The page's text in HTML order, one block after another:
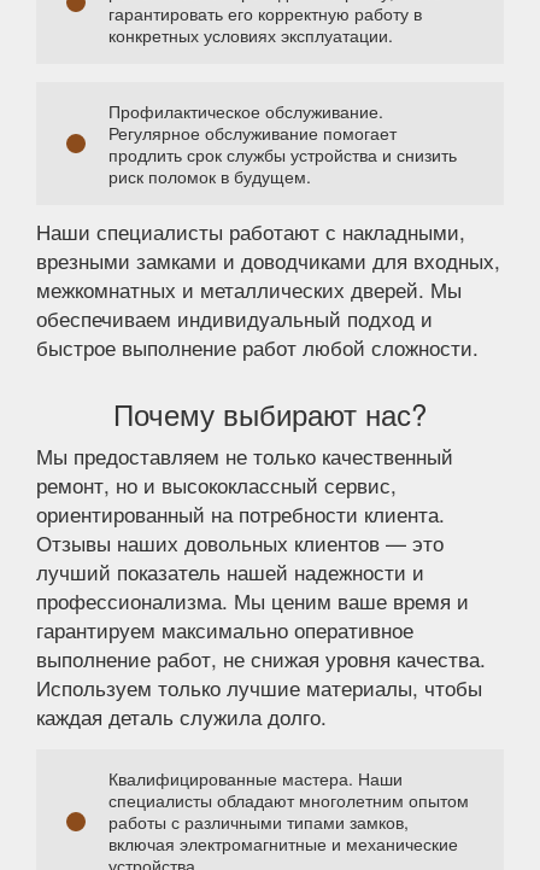
гарантировать его корректную работу в
конкретных условиях эксплуатации.
Профилактическое обслуживание.
Регулярное обслуживание помогает
продлить срок службы устройства и снизить
риск поломок в будущем.
Наши специалисты работают с накладными,
врезными замками и доводчиками для входных,
межкомнатных и металлических дверей. Мы
обеспечиваем индивидуальный подход и
быстрое выполнение работ любой сложности.
Почему выбирают нас?
Мы предоставляем не только качественный
ремонт, но и высококлассный сервис,
ориентированный на потребности клиента.
Отзывы наших довольных клиентов — это
лучший показатель нашей надежности и
профессионализма. Мы ценим ваше время и
гарантируем максимально оперативное
выполнение работ, не снижая уровня качества.
Используем только лучшие материалы, чтобы
каждая деталь служила долго.
Квалифицированные мастера. Наши
специалисты обладают многолетним опытом
работы с различными типами замков,
включая электромагнитные и механические